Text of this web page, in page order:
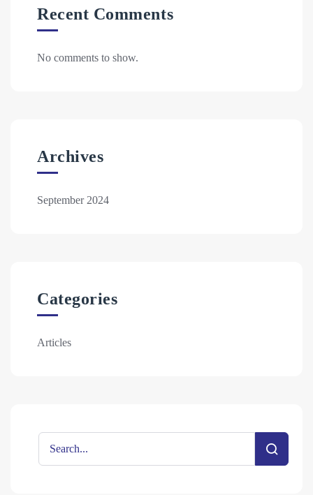
Recent Comments
No comments to show.
Archives
September 2024
Categories
Articles